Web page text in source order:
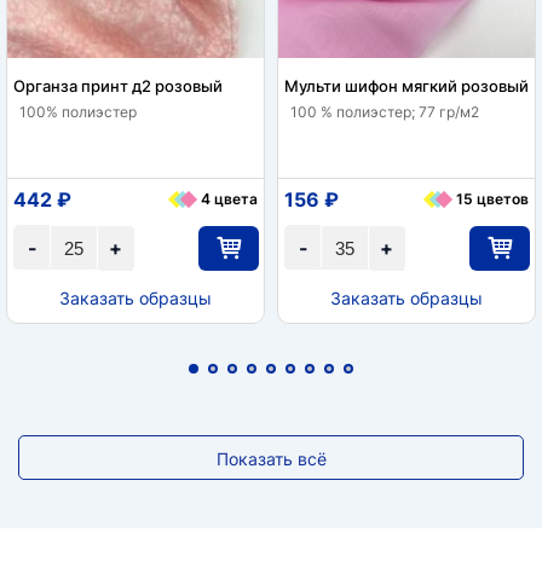
Органза принт д2 розовый
100% полиэстер
+
-
442 ₽ 4 цвета
Заказать образцы
Мульти шифон мягкий розовый
100 % полиэстер; 77 гр/м2
+
-
156 ₽ 15 цветов
Заказать образцы
Показать всё